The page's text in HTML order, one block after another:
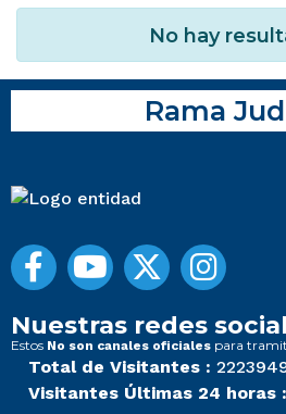
No hay
Rama
Nuestras redes
Estos No son canales oficiales para
Total de Visitantes :
Visitantes Últimas 24 horas :